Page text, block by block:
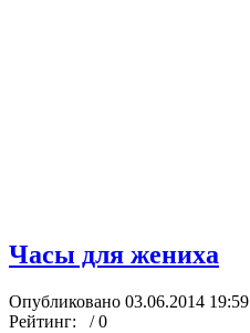
Часы для жениха
Опубликовано 03.06.2014 19:59
Рейтинг:
/ 0